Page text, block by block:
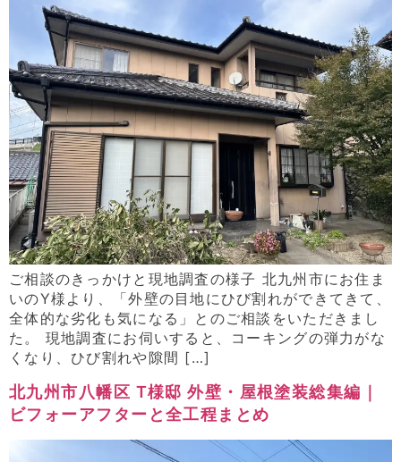
ご相談のきっかけと現地調査の様子 北九州市にお住ま
いのY様より、「外壁の目地にひび割れができてきて、
全体的な劣化も気になる」とのご相談をいただきまし
た。 現地調査にお伺いすると、コーキングの弾力がな
くなり、ひび割れや隙間 […]
北九州市八幡区 T様邸 外壁・屋根塗装総集編｜
ビフォーアフターと全工程まとめ